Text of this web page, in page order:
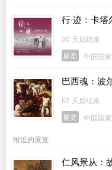
行·迹：卡
30 天后结束
展览
中国国
巴西魂：波
62 天后结束
展览
中国国
附近的展览
仁风景从：